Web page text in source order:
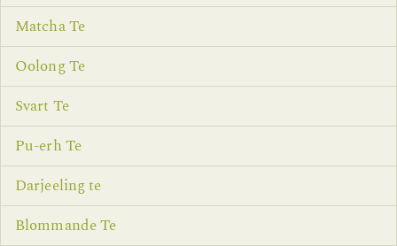
Matcha Te
Oolong Te
Svart Te
Pu-erh Te
Darjeeling te
Blommande Te